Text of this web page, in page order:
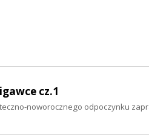
cz.1
noworocznego odpoczynku